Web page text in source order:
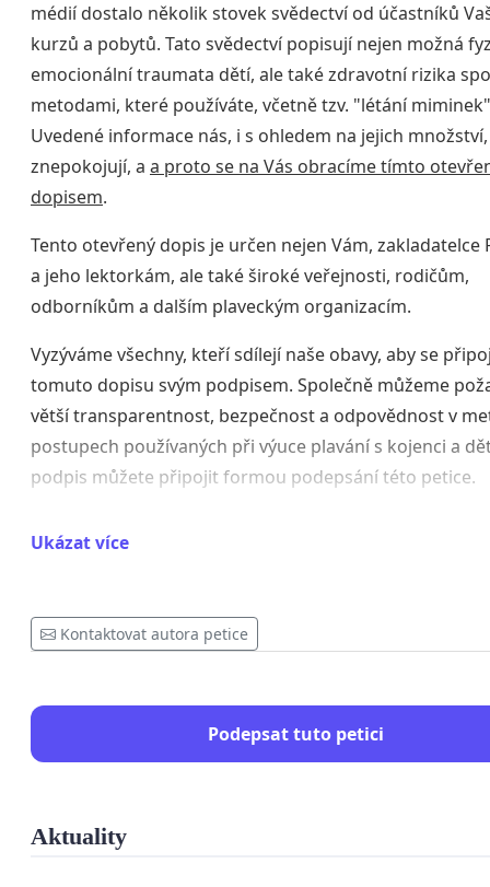
médií dostalo několik stovek svědectví od účastníků
kurzů a pobytů. Tato svědectví popisují nejen možná
emocionální traumata dětí, ale také zdravotní rizika
metodami, které používáte, včetně tzv. "létání
Uvedené informace nás, i s ohledem na jejich
znepokojují, a a proto se na Vás obracíme tímto
dopisem.
Tento otevřený dopis je určen nejen Vám, zakladatelce
a jeho lektorkám, ale také široké veřejnosti, rodičům,
odborníkům a dalším plaveckým organizacím.
Vyzýváme všechny, kteří sdílejí naše obavy, aby se
tomuto dopisu svým podpisem. Společně můžeme
větší transparentnost, bezpečnost a odpovědnost v
postupech používaných při výuce plavání s kojenci a
podpis můžete připojit formou podepsání této petice.
Kolářové Sudíkové, opakovaně plynou zejména
Rodiče jsou vedeni k potápění dětí včetně
vodu bez jakékoliv přípravy, a to i když pláčou.
Pláč dítěte je interpretován jako problém matky,
Děti jsou instruktorkami v některých případech
Ukázat více
Kontaktovat autora petice
Podepsat tuto petici
Aktuality